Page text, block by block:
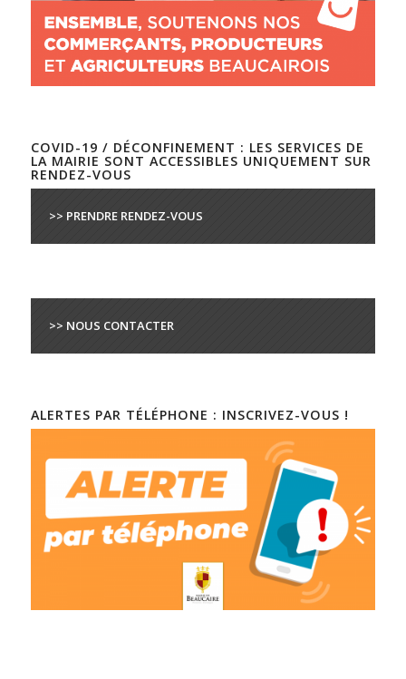
COVID-19 / DÉCONFINEMENT : LES SERVICES DE
LA MAIRIE SONT ACCESSIBLES UNIQUEMENT SUR
RENDEZ-VOUS
>> PRENDRE RENDEZ-VOUS
>> NOUS CONTACTER
ALERTES PAR TÉLÉPHONE : INSCRIVEZ-VOUS !